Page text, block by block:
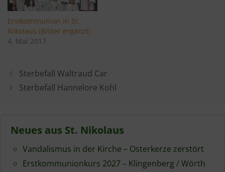
Erstkommunion in St.
Nikolaus (Bilder ergänzt)
4. Mai 2017
Sterbefall Waltraud Car
Sterbefall Hannelore Kohl
Neues aus St. Nikolaus
Vandalismus in der Kirche – Osterkerze zerstört
Erstkommunionkurs 2027 – Klingenberg / Wörth